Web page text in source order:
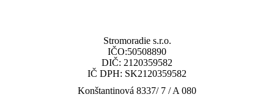
Stromoradie s.r.o.
IČO:50508890
DIČ: 2120359582
IČ DPH: SK2120359582
Konštantinová 8337/ 7 / A 080